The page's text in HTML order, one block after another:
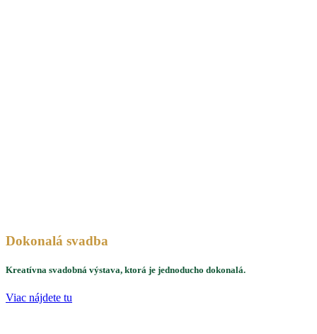
Dokonalá svadba
Kreatívna svadobná výstava, ktorá je jednoducho dokonalá.
Viac nájdete tu